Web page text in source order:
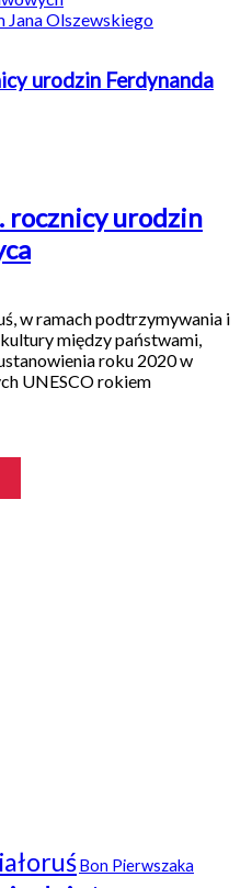
Jana Olszewskiego
urodzin Ferdynanda
urodzin
w ramach podtrzymywania i
między państwami,
roku 2020 w
UNESCO rokiem
Bon Pierwszaka